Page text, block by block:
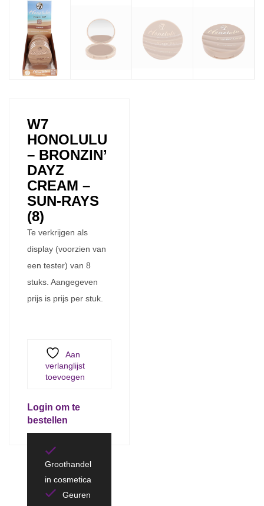
W7
HONOLULU
– BRONZIN’
DAYZ
CREAM –
SUN-RAYS
(8)
Te verkrijgen als
display (voorzien van
een tester) van 8
stuks. Aangegeven
prijs is prijs per stuk.
Aan
verlanglijst
toevoegen
Login om te
bestellen
Groothandel
in cosmetica
Geuren